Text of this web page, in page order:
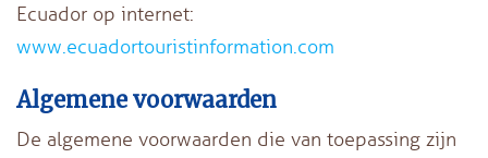
Ecuador op internet:
www.ecuadortouristinformation.com
Algemene voorwaarden
De algemene voorwaarden die van toepassing zijn